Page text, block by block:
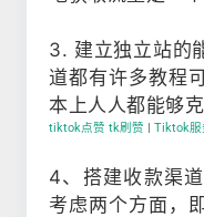
3. 建立独立站的
道都有许多教程
本上人人都能够
tiktok点赞 tk刷赞 | Tiktok服
4、搭建收款渠
考虑两个方面，